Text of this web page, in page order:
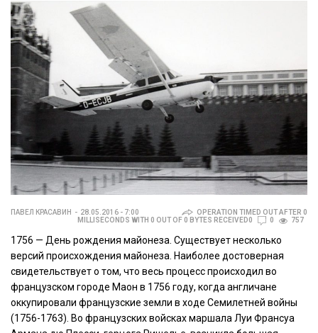
ПАВЕЛ КРАСАВИН 28.05.2016 - 7:00
OPERATION TIMED OUT AFTER 0
MILLISECONDS WITH 0 OUT OF 0 BYTES RECEIVED0
0 757
1756 — День рождения майонеза. Существует несколько
версий происхождения майонеза. Наиболее достоверная
свидетельствует о том, что весь процесс происходил во
французском городе Маон в 1756 году, когда англичане
оккупировали французские земли в ходе Семилетней войны
(1756-1763). Во французских войсках маршала Луи Франсуа